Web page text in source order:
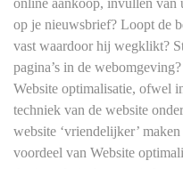
online aankoop, invullen
op je nieuwsbrief? Loopt de
vast waardoor hij wegklikt?
pagina’s in de
Website optimalisatie, ofwel
techniek van de website
website ‘vriendelijker’
voordeel van Website